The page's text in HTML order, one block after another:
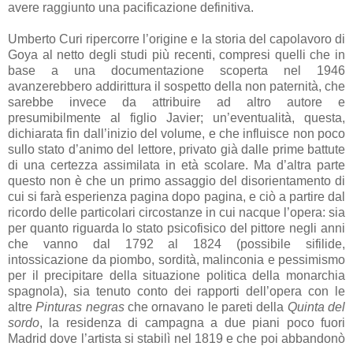
avere raggiunto una pacificazione definitiva.
Umberto Curi ripercorre l’origine e la storia del capolavoro di
Goya al netto degli studi più recenti, compresi quelli che in
base a una documentazione scoperta nel 1946
avanzerebbero addirittura il sospetto della non paternità, che
sarebbe invece da attribuire ad altro autore e
presumibilmente al figlio Javier; un’eventualità, questa,
dichiarata fin dall’inizio del volume, e che influisce non poco
sullo stato d’animo del lettore, privato già dalle prime battute
di una certezza assimilata in età scolare. Ma d’altra parte
questo non è che un primo assaggio del disorientamento di
cui si farà esperienza pagina dopo pagina, e ciò a partire dal
ricordo delle particolari circostanze in cui nacque l’opera: sia
per quanto riguarda lo stato psicofisico del pittore negli anni
che vanno dal 1792 al 1824 (possibile sifilide,
intossicazione da piombo, sordità, malinconia e pessimismo
per il precipitare della situazione politica della monarchia
spagnola), sia tenuto conto dei rapporti dell’opera con le
altrePinturas negrasche ornavano le pareti della Quinta del
sordo, la residenza di campagna a due piani poco fuori
Madrid dove l’artista si stabilì nel 1819 e che poi abbandonò